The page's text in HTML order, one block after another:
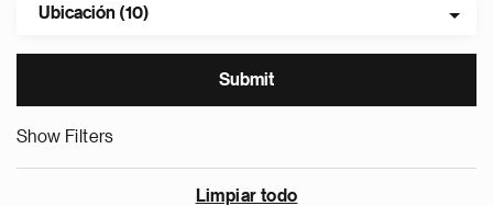
Ubicación (10)
Show Filters
Limpiar todo